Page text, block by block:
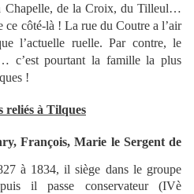
Chapelle, de la Croix, du Tilleul…
ce côté-là ! La rue du Coutre a l’air
l’actuelle ruelle. Par contre, le
c’est pourtant la famille la plus
!
reliés à Tilques
François, Marie le Sergent de
à 1834, il siège dans le groupe
il passe conservateur (IVè